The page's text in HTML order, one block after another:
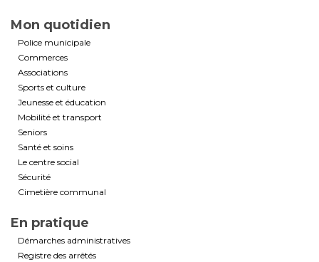
Mon quotidien
Police municipale
Commerces
Associations
Sports et culture
Jeunesse et éducation
Mobilité et transport
Seniors
Santé et soins
Le centre social
Sécurité
Cimetière communal
En pratique
Démarches administratives
Registre des arrêtés